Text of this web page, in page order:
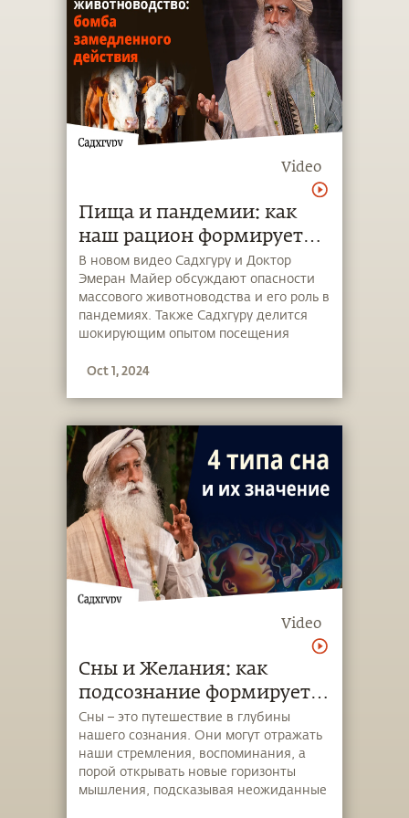
Video
Пища и пандемии: как
наш рацион формирует
здоровье планеты
В новом видео Садхгуру и Доктор
Эмеран Майер обсуждают опасности
массового животноводства и его роль в
пандемиях. Также Садхгуру делится
шокирующим опытом посещения
и экологические последствия такой
Oct 1, 2024
Video
Сны и Желания: как
подсознание формирует
нашу жизнь
Сны – это путешествие в глубины
нашего сознания. Они могут отражать
наши стремления, воспоминания, а
порой открывать новые горизонты
мышления, подсказывая неожиданные